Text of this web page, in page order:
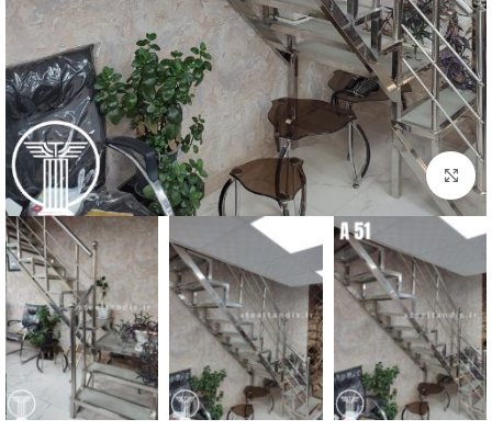
برای بزرگنمایی کلیک کنید